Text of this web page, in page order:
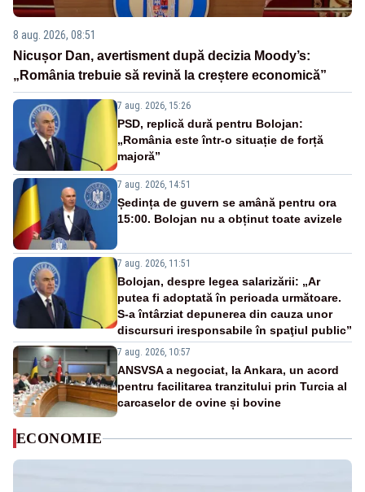
8 aug. 2026, 08:51
Nicușor Dan, avertisment după decizia Moody’s:
„România trebuie să revină la creștere economică”
7 aug. 2026, 15:26
PSD, replică dură pentru Bolojan:
„România este într-o situație de forță
majoră”
7 aug. 2026, 14:51
Ședința de guvern se amână pentru ora
15:00. Bolojan nu a obținut toate avizele
7 aug. 2026, 11:51
Bolojan, despre legea salarizării: „Ar
putea fi adoptată în perioada următoare.
S-a întârziat depunerea din cauza unor
discursuri iresponsabile în spaţiul public”
7 aug. 2026, 10:57
ANSVSA a negociat, la Ankara, un acord
pentru facilitarea tranzitului prin Turcia al
carcaselor de ovine și bovine
ECONOMIE